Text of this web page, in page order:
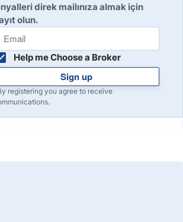
direk mailınıza almak için
olun.
Help me Choose a Broker
Sign up
registering you agree to receive